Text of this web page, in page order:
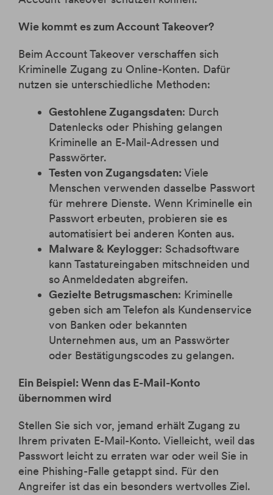
Änderung Rateneinzugskonto
Änderung Ratentermin
Hebelprodukte
Direkthandel
Krypto-ETPs
Investmentrechner
Steuerinformationen
Wie kommt es zum Account Takeover?
Beim Account Takeover verschaffen sich
Kriminelle Zugang zu Online-Konten. Dafür
nutzen sie unterschiedliche Methoden:
Gestohlene Zugangsdaten: Durch
Datenlecks oder Phishing gelangen
Kriminelle an E-Mail-Adressen und
Passwörter.
Testen von Zugangsdaten:Viele
Menschen verwenden dasselbe Passwort
für mehrere Dienste. Wenn Kriminelle ein
Passwort erbeuten, probieren sie es
automatisiert bei anderen Konten aus.
Malware & Keylogger: Schadsoftware
kann Tastatureingaben mitschneiden und
so Anmeldedaten abgreifen.
Gezielte Betrugsmaschen: Kriminelle
geben sich am Telefon als Kundenservice
von Banken oder bekannten
Unternehmen aus, um an Passwörter
oder Bestätigungscodes zu gelangen.
Ein Beispiel: Wenn das E-Mail-Konto
übernommen wird
Stellen Sie sich vor, jemand erhält Zugang zu
Ihrem privaten E-Mail-Konto. Vielleicht, weil das
Passwort leicht zu erraten war oder weil Sie in
eine Phishing-Falle getappt sind. Für den
Angreifer ist das ein besonders wertvolles Ziel.